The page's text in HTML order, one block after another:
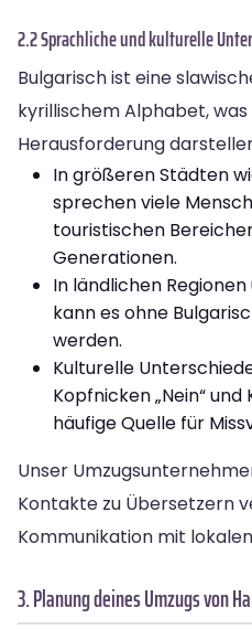
2.2 Sprachliche und kulturelle
Bulgarisch ist eine
kyrillischem Alphabet,
Herausforderung
In größeren Städten
sprechen viele
touristischen
Generationen.
In ländlichen
kann es ohne
werden.
Kulturelle
Kopfnicken „Nein“
häufige Quelle für
Unser
Kontakte zu Übersetzern
Kommunikation mit
3. Planung deines Umzugs von